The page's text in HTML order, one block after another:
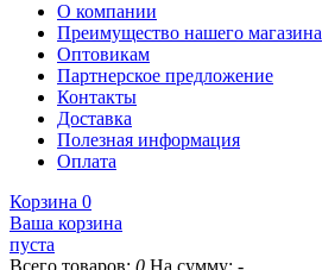
О компании
Преимущество нашего магазина
Оптовикам
Партнерское предложение
Контакты
Доставка
Полезная информация
Оплата
Корзина 0
Ваша корзина
пуста
Всего товаров: 0 На сумму: -